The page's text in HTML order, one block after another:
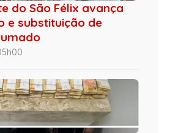
do São Félix avança
e substituição de